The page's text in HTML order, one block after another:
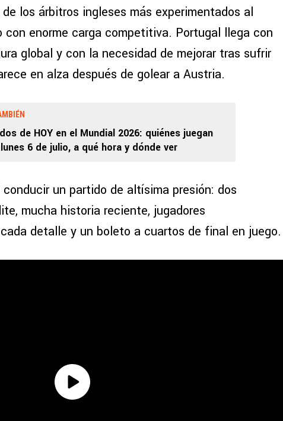
los árbitros ingleses más experimentados al
enorme carga competitiva. Portugal llega con
global y con la necesidad de mejorar tras sufrir
en alza después de golear a Austria.
de HOY en el Mundial 2026: quiénes juegan
6 de julio, a qué hora y dónde ver
un partido de altísima presión: dos
mucha historia reciente, jugadores
detalle y un boleto a cuartos de final en juego.